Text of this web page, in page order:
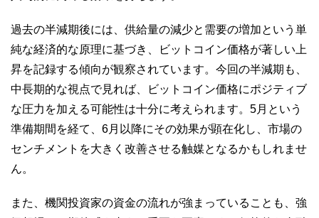
過去の半減期後には、供給量の減少と需要の増加という単
純な経済的な原理に基づき、ビットコイン価格が著しい上
昇を記録する傾向が観察されています。今回の半減期も、
中長期的な視点で見れば、ビットコイン価格にポジティブ
な圧力を加える可能性は十分に考えられます。5月という
準備期間を経て、6月以降にその効果が顕在化し、市場の
センチメントを大きく改善させる触媒となるかもしれませ
ん。
また、機関投資家の資金の流れが強まっていることも、強